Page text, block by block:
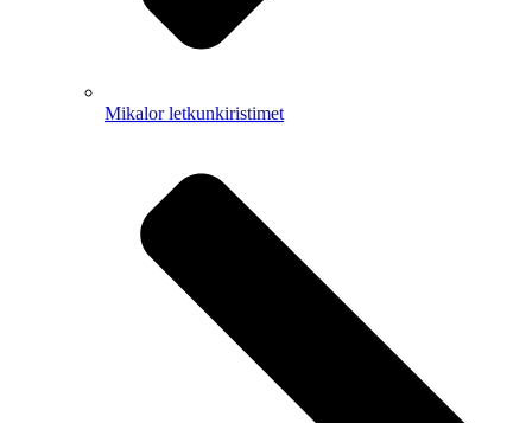
Mikalor letkunkiristimet